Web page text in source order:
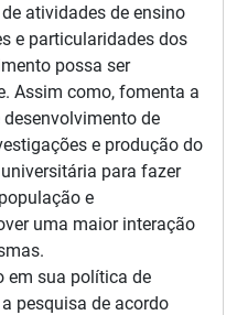
atividades de ensino
e particularidades dos
possa ser
Assim como, fomenta a
de
e produção do
para fazer
e
uma maior interação
em sua política de
pesquisa de acordo